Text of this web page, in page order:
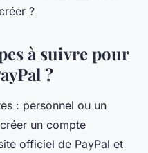
?
à suivre pour
?
: personnel ou un
un compte
officiel de PayPal et